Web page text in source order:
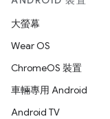
大螢幕
Wear OS
ChromeOS 裝置
車輛專用 Android
Android TV